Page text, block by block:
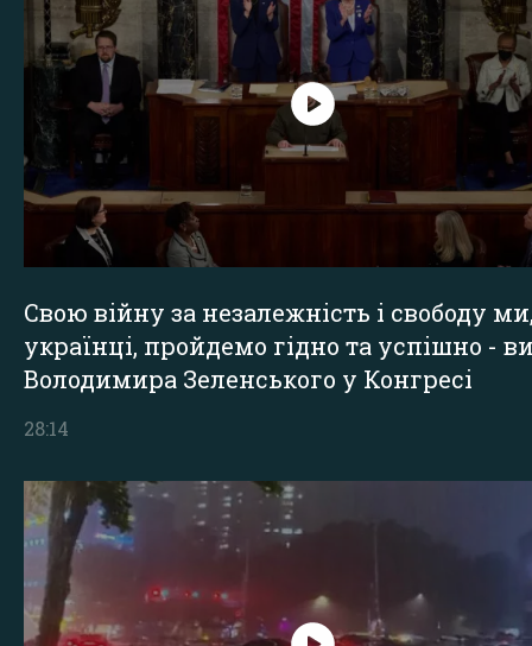
Свою війну за незалежність і свободу
українці, пройдемо гідно та успішно -
Володимира Зеленського у Конгресі
28:14